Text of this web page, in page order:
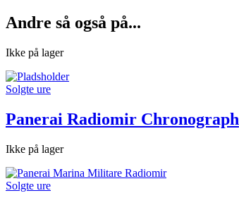
Andre så også på...
Ikke på lager
Solgte ure
Panerai Radiomir Chronograph
Ikke på lager
Solgte ure